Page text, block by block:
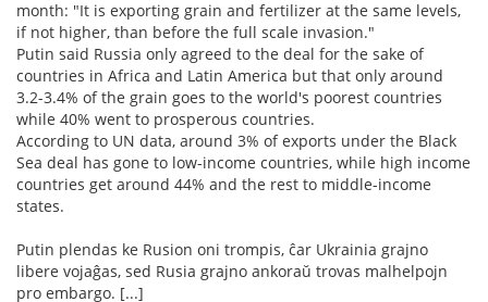
month: "It is exporting grain and fertilizer at the same levels,
if not higher, than before the full scale invasion."
Putin said Russia only agreed to the deal for the sake of
countries in Africa and Latin America but that only around
3.2-3.4% of the grain goes to the world's poorest countries
while 40% went to prosperous countries.
According to UN data, around 3% of exports under the Black
Sea deal has gone to low-income countries, while high income
countries get around 44% and the rest to middle-income
states.
Putin plendas ke Rusion oni trompis, ĉar Ukrainia grajno
libere vojaĝas, sed Rusia grajno ankoraŭ trovas malhelpojn
pro embargo. [...]